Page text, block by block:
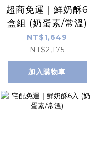
超商免運｜鮮奶酥6
盒組 (奶蛋素/常溫)
NT$1,649
NT$2,175
加入購物車